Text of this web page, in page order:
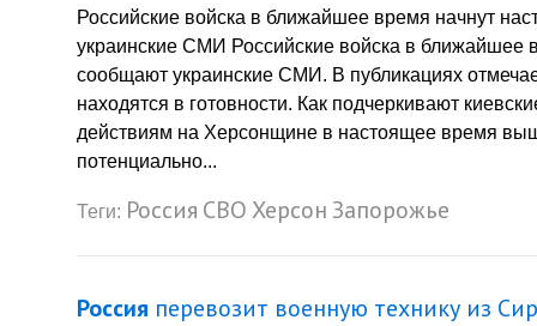
Российские войска в ближайшее время начнут
украинские СМИ Российские войска в ближайшее
сообщают украинские СМИ. В публикациях
находятся в готовности. Как подчеркивают
действиям на Херсонщине в настоящее время
потенциально...
Теги: Россия СВО Херсон Запорожье
Россия перевозит военную технику из